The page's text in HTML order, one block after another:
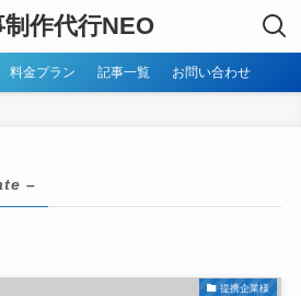
作代行NEO
料金プラン 記事一覧 お問い合わせ
–
提携企業様